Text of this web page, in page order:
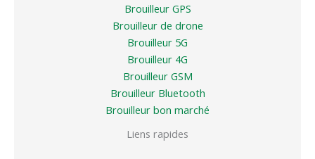
Brouilleur GPS
Brouilleur de drone
Brouilleur 5G
Brouilleur 4G
Brouilleur GSM
Brouilleur Bluetooth
Brouilleur bon marché
Liens rapides